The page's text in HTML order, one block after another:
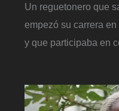
Un reguetonero que
empezó su carrera
y que participaba en